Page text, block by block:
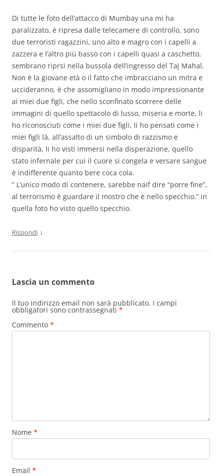
Di tutte le foto dell’attacco di Mumbay una mi ha
paralizzato, è ripresa dalle telecamere di controllo, sono
due terroristi ragazzini, uno alto e magro con i capelli a
zazzera e l’altro più basso con i capelli quasi a caschetto,
sembrano riprsi nella bussola dell’ingresso del Taj Mahal.
Non è la giovane età o il fatto che imbracciano un mitra e
uccideranno, è che assomigliano in modo impressionante
ai miei due figli, che nello sconfinato scorrere delle
immagini di quello spettacolo di lusso, miseria e morte, li
ho riconosciuti come i miei due figli, li ho pensati come i
miei figli là, all’assalto di un simbolo di razzismo e
disparità, li ho visti immersi nella disperazione, quello
stato infernale per cui il cuore si congela e versare sangue
è indifferente quanto bere coca cola.
” L’unico modo di contenere, sarebbe naif dire “porre fine”,
al terrorismo è guardare il mostro che è nello specchio.” in
quella foto ho visto quello specchio.
Rispondi ↓
Lascia un commento
Il tuo indirizzo email non sarà pubblicato. I campi
obbligatori sono contrassegnati *
Commento *
Nome *
Email *